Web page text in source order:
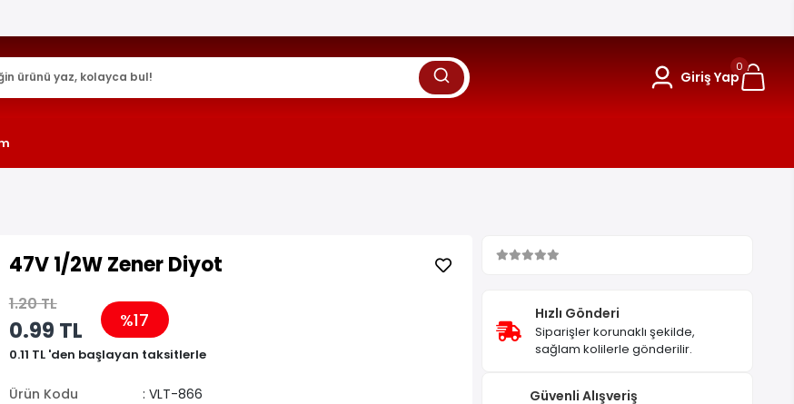
Giriş Yap
0
47V 1/2W Zener Diyot
1.20 TL
0.99 TL %17
0.11 TL 'den başlayan taksitlerle
Ürün Kodu
: VLT-866
Hızlı Gönderi
Siparişler korunaklı şekilde,
sağlam kolilerle gönderilir.
Güvenli Alışveriş